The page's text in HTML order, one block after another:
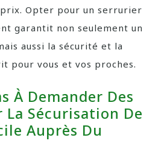
Opter pour un serrurier
garantit non seulement un
aussi la sécurité et la
pour vous et vos proches.
À Demander Des
La Sécurisation De
Auprès Du